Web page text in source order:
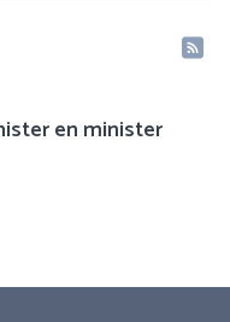
en minister